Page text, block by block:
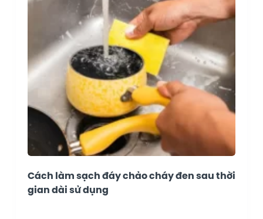
Cách làm sạch đáy chảo cháy đen sau thời
gian dài sử dụng